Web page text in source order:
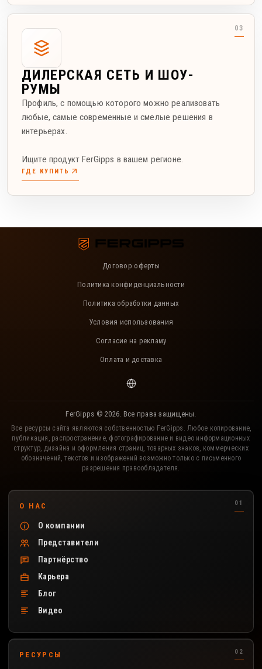
ДИЛЕРСКАЯ СЕТЬ И ШОУ-
РУМЫ
Профиль, с помощью которого можно реализовать
любые, самые современные и смелые решения в
интерьерах.
Ищите продукт FerGipps в вашем регионе.
ГДЕ КУПИТЬ
Договор оферты
Политика конфиденциальности
Политика обработки данных
Условия использования
Согласие на рекламу
Оплата и доставка
FerGipps © 2026. Все права защищены.
Все ресурсы сайта являются собственностью FerGipps. Любое копирование,
публикация, распространение, фотографирование и видео информационных
структур, дизайна и оформления страниц, товарных знаков, коммерческих
обозначений, текстов и изображений возможно только с письменного
разрешения правообладателя.
Полезные разделы сайта FerGipps
О НАС
О компании
Представители
Партнёрство
Карьера
Блог
Видео
РЕСУРСЫ